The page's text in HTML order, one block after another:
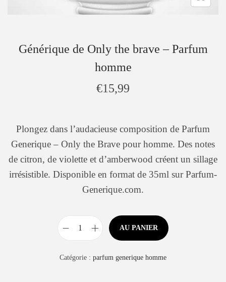
Générique de Only the brave – Parfum
homme
€15,99
Plongez dans l’audacieuse composition de Parfum
Generique – Only the Brave pour homme. Des notes
de citron, de violette et d’amberwood créent un sillage
irrésistible. Disponible en format de 35ml sur Parfum-
Generique.com.
AU PANIER
Catégorie : parfum generique homme